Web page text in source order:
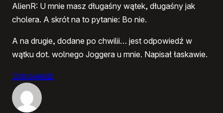
AlienR: U mnie masz długaśny wątek, długaśny jak
cholera. A skrót na to pytanie: Bo nie.
A na drugie, dodane po chwilii… jest odpowiedź w
wątku dot. wolnego Joggera u mnie. Napisał łaskawie.
Odpowiedz